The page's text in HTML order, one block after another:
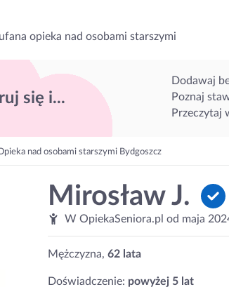
opieka nad osobami starszymi
się i...
Dodawaj
Poznaj
Przeczytaj
nad osobami starszymi Bydgoszcz
Mirosław J.
W OpiekaSeniora.pl od maja
Mężczyzna, 62 lata
Doświadczenie: powyżej 5 lat